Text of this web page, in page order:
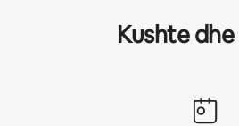
Kushte